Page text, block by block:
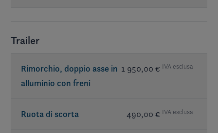
Trailer
Rimorchio, doppio asse in
alluminio con freni
1 950,00 € IVA esclusa
Ruota di scorta 490,00 € IVA esclusa